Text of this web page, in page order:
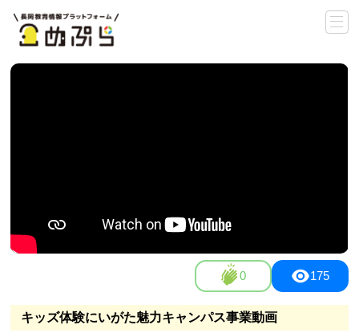
0 175
キッズ体験にいがた魅力キャンパス事業動画